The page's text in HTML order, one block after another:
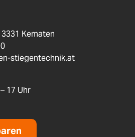
Kematen
stiegentechnik.at
17 Uhr